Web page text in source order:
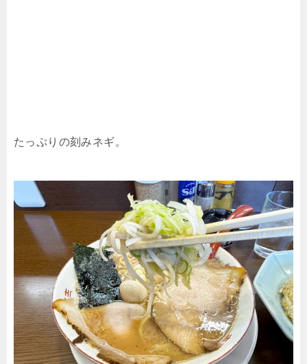
たっぷりの刻みネギ。